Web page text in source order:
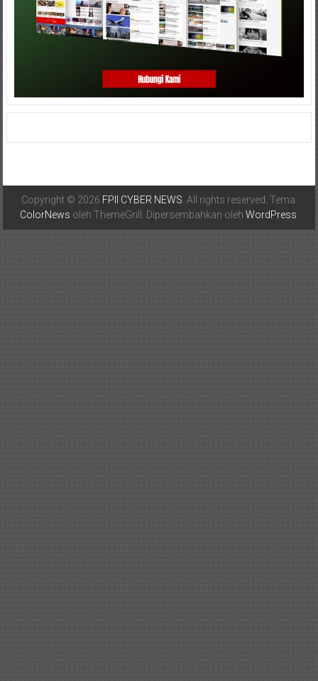
Copyright © 2026 FPII CYBER NEWS . All rights reserved. Tema:
ColorNews oleh ThemeGrill. Dipersembahkan oleh WordPress